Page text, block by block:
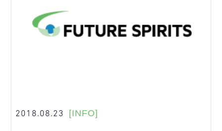
2018.08.23 [INFO]